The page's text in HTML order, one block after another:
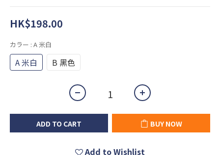
HK$198.00
カラー : A 米白
A 米白 B 黑色
ADD TO CART BUY NOW
Add to Wishlist